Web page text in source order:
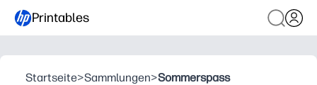
Printables
Startseite>Sammlungen>Sommerspass